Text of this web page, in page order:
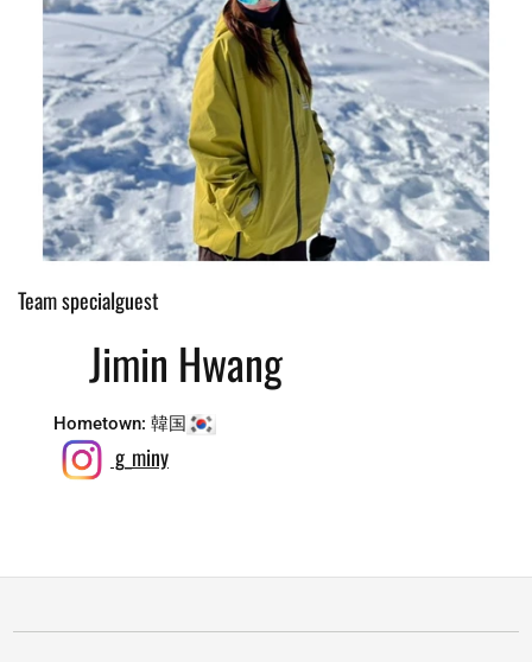
Team specialguest
Jimin Hwang
Hometown: 韓国
g_miny